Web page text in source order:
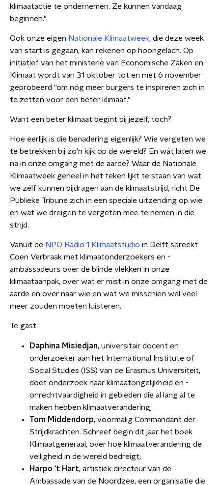
klimaatactie te ondernemen. Ze kunnen vandaag
beginnen."
Ook onze eigen Nationale Klimaatweek, die deze week
van start is gegaan, kan rekenen op hoongelach. Op
initiatief van het ministerie van Economische Zaken en
Klimaat wordt van 31 oktober tot en met 6 november
geprobeerd "om nóg meer burgers te inspireren zich in
te zetten voor een beter klimaat."
Want een beter klimaat begint bij jezelf, toch?
Hoe eerlijk is die benadering eigenlijk? Wie vergeten we
te betrekken bij zo'n kijk op de wereld? En wát laten we
na in onze omgang met de aarde? Waar de Nationale
Klimaatweek geheel in het teken lijkt te staan van wat
we zélf kunnen bijdragen aan de klimaatstrijd, richt De
Publieke Tribune zich in een speciale uitzending op wie
en wat we dreigen te vergeten mee te nemen in die
strijd.
Vanuit de NPO Radio 1 Klimaatstudio in Delft spreekt
Coen Verbraak met klimaatonderzoekers en -
ambassadeurs over de blinde vlekken in onze
klimaataanpak, over wat er mist in onze omgang met de
aarde en over naar wie en wat we misschien wel veel
meer zouden moeten luisteren.
Te gast:
Daphina Misiedjan, universitair docent en
onderzoeker aan het International Institute of
Social Studies (ISS) van de Erasmus Universiteit,
doet onderzoek naar klimaatongelijkheid en -
onrechtvaardigheid in gebieden die al lang al te
maken hebben klimaatverandering;
Tom Middendorp, voormalig Commandant der
Strijdkrachten. Schreef begin dit jaar het boek
Klimaatgeneraal, over hoe klimaatverandering de
veiligheid in de wereld bedreigt;
Harpo ‘t Hart, artistiek directeur van de
Ambassade van de Noordzee, een organisatie die